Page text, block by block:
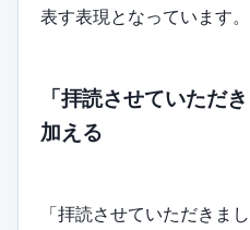
表す表現となっています。
「拝読させていただ
加える
「拝読させていただきま